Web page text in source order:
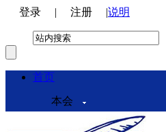
登录 | 注册 |说明
首页
本会
本会介绍